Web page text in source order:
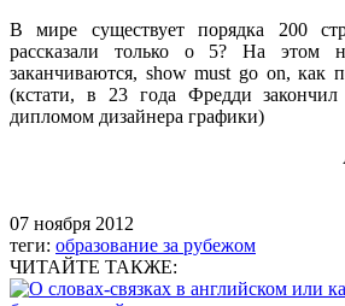
В мире существует порядка 200
рассказали только о 5? На этом
заканчиваются, show must go on,
(кстати, в 23 года Фредди
дипломом дизайнера графики)
07 ноября 2012
теги: образование за рубежом
ЧИТАЙТЕ ТАКЖЕ: